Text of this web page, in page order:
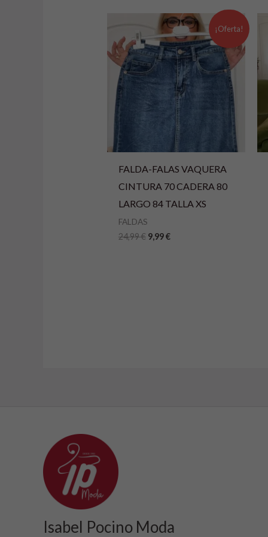
a
t
i
¡Oferta!
FALDA-FALAS VAQUERA
CINTURA 70 CADERA 80
LARGO 84 TALLA XS
FALDAS
24,99€
precio
original
era:
24,99 €.
9,99€
El
precio
actual
es:
9,99 €.
Isabel Pocino Moda